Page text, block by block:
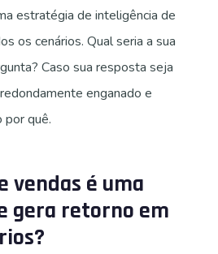
estratégia de inteligência de
os cenários. Qual seria a sua
Caso sua resposta seja
enganado e
por quê.
vendas é uma
gera retorno em